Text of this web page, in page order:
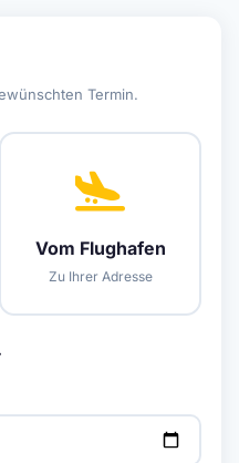
Termin.
Vom Flughafen
Zu Ihrer Adresse